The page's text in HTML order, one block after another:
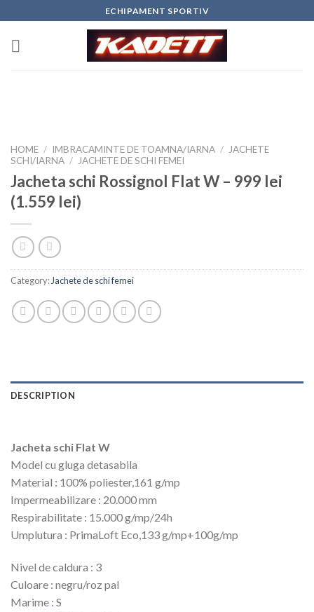
to
content
ECHIPAMENT SPORTIV
HOME / IMBRACAMINTE DE TOAMNA/IARNA /
JACHETE
SCHI/IARNA / JACHETE DE SCHI FEMEI
Jacheta schi Rossignol Flat W – 999 lei
(1.559 lei)
Category:Jachete de schi femei
DESCRIPTION
Jacheta schi Flat W
Model cu gluga detasabila
Material : 100% poliester,161 g/mp
Impermeabilizare : 20.000 mm
Respirabilitate : 15.000 g/mp/24h
Umplutura : PrimaLoft Eco,133 g/mp+100g/mp
Nivel de caldura : 3
Culoare : negru/roz pal
Marime : S